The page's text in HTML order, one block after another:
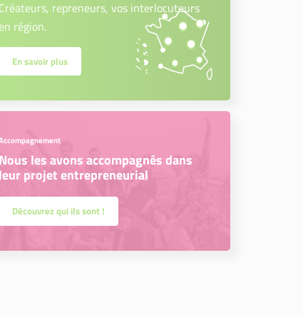
Créateurs, repreneurs, vos interlocuteurs
en région.
En savoir plus
Nous les avons accompagnés dans
leur projet entrepreneurial
Découvrez qui ils sont !